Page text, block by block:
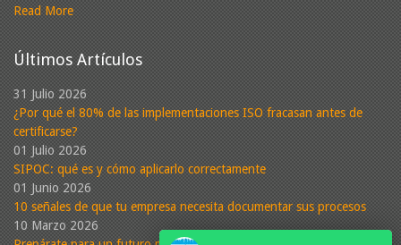
Read More
Últimos Artículos
31 Julio 2026
¿Por qué el 80% de las implementaciones ISO fracasan antes de
certificarse?
01 Julio 2026
SIPOC: qué es y cómo aplicarlo correctamente
01 Junio 2026
10 señales de que tu empresa necesita documentar sus procesos
10 Marzo 2026